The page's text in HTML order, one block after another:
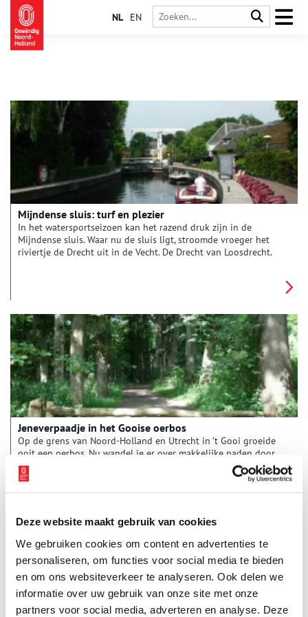
Deze website maakt gebruik van cookies
We gebruiken cookies om content en advertenties te
personaliseren, om functies voor social media te bieden
en om ons websiteverkeer te analyseren. Ook delen we
informatie over uw gebruik van onze site met onze
partners voor social media, adverteren en analyse. Deze
NL EN
Mijndense sluis: turf en plezier
In het watersportseizoen kan het razend druk zijn in de
Mijndense sluis. Waar nu de sluis ligt, stroomde vroeger het
riviertje de Drecht uit in de Vecht. De Drecht van Loosdrecht.
Jeneverpaadje in het Gooise oerbos
Op de grens van Noord-Holland en Utrecht in ’t Gooi groeide
ooit een oerbos. Nu wandel je er over makkelijke paden door
het Cronebos of het Smitshuyserbos. Maar wie eeuwen geleden
hier liep, moest zich een weg banen door het dichte woud.